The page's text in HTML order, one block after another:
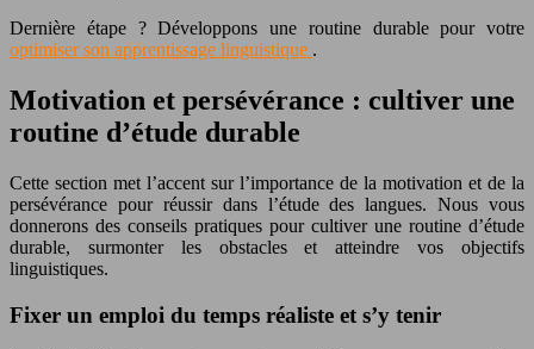
Dernière étape ? Développons une routine durable pour votre
optimiser son apprentissage linguistique .
Motivation et persévérance : cultiver une
routine d’étude durable
Cette section met l’accent sur l’importance de la motivation et de la
persévérance pour réussir dans l’étude des langues. Nous vous
donnerons des conseils pratiques pour cultiver une routine d’étude
durable, surmonter les obstacles et atteindre vos objectifs
linguistiques.
Fixer un emploi du temps réaliste et s’y tenir